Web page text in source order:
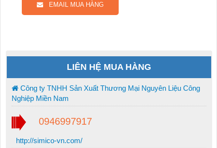
EMAIL MUA HÀNG
LIÊN HỆ MUA HÀNG
Công ty TNHH Sản Xuất Thương Mại Nguyên Liệu Công
Nghiệp Miền Nam
0946997917
http://simico-vn.com/